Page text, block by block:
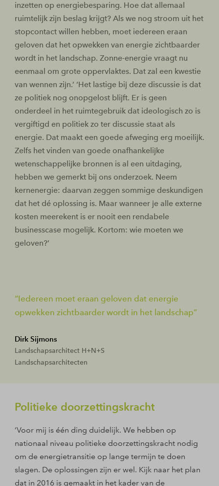
inzetten op energiebesparing. Hoe dat allemaal
ruimtelijk zijn beslag krijgt? Als we nog stroom uit het
stopcontact willen hebben, moet iedereen eraan
geloven dat het opwekken van energie zichtbaarder
wordt in het landschap. Zonne-energie vraagt nu
eenmaal om grote oppervlaktes. Dat zal een kwestie
van wennen zijn.’ ‘Het lastige bij deze discussie is dat
ze politiek nog onopgelost blijft. Er is geen
onderdeel in het ruimtegebruik dat ideologisch zo is
vergiftigd en politiek zo ter discussie staat als
energie. Dat maakt een goede afweging erg moeilijk.
Zelfs het vinden van goede onafhankelijke
wetenschappelijke bronnen is al een uitdaging,
hebben we gemerkt bij ons onderzoek. Neem
kernenergie: daarvan zeggen sommige deskundigen
dat het dé oplossing is. Maar wanneer je alle externe
kosten meerekent is er nooit een rendabele
businesscase mogelijk. Kortom: wie moeten we
geloven?’
Iedereen moet eraan geloven dat energie
opwekken zichtbaarder wordt in het landschap
Dirk Sijmons
Landschapsarchitect H+N+S
Landschapsarchitecten
Politieke doorzettingskracht
‘Voor mij is één ding duidelijk. We hebben op
nationaal niveau politieke doorzettingskracht nodig
om de energietransitie op lange termijn te doen
slagen. De oplossingen zijn er wel. Kijk naar het plan
dat in 2016 is gemaakt in het kader van de